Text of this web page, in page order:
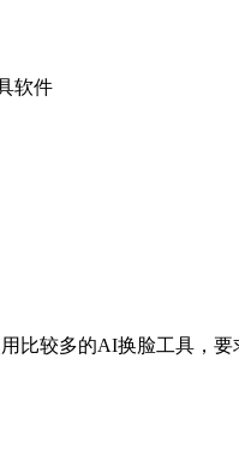
软件
用比较多的AI换脸工具，